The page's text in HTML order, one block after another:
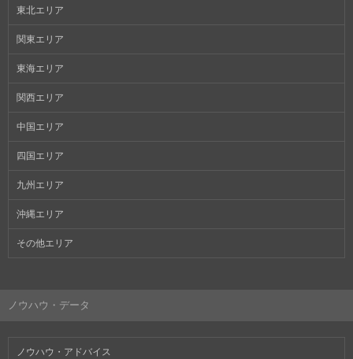
東北エリア
関東エリア
東海エリア
関西エリア
中国エリア
四国エリア
九州エリア
沖縄エリア
その他エリア
ノウハウ・データ
ノウハウ・アドバイス